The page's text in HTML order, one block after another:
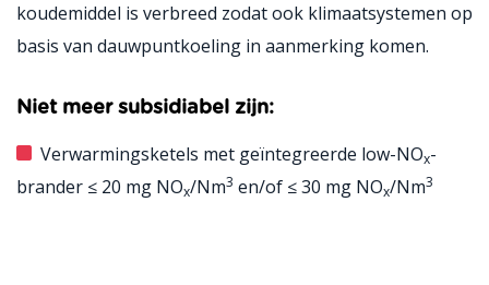
koudemiddel is verbreed zodat ook klimaatsystemen op
basis van dauwpuntkoeling in aanmerking komen.
Niet meer subsidiabel zijn:
Verwarmingsketels met geïntegreerde low-NOx-
brander ≤ 20 mg NOx/Nm3 en/of ≤ 30 mg NOx/Nm3